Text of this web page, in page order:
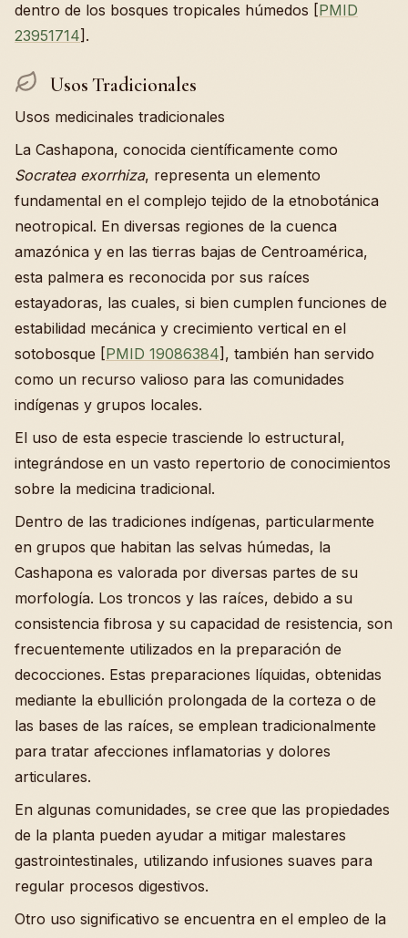
dentro de los bosques tropicales húmedos [PMID
23951714].
Usos Tradicionales
Usos medicinales tradicionales
La Cashapona, conocida científicamente como
Socratea exorrhiza, representa un elemento
fundamental en el complejo tejido de la etnobotánica
neotropical. En diversas regiones de la cuenca
amazónica y en las tierras bajas de Centroamérica,
esta palmera es reconocida por sus raíces
estayadoras, las cuales, si bien cumplen funciones de
estabilidad mecánica y crecimiento vertical en el
sotobosque [PMID 19086384], también han servido
como un recurso valioso para las comunidades
indígenas y grupos locales.
El uso de esta especie trasciende lo estructural,
integrándose en un vasto repertorio de conocimientos
sobre la medicina tradicional.
Dentro de las tradiciones indígenas, particularmente
en grupos que habitan las selvas húmedas, la
Cashapona es valorada por diversas partes de su
morfología. Los troncos y las raíces, debido a su
consistencia fibrosa y su capacidad de resistencia, son
frecuentemente utilizados en la preparación de
decocciones. Estas preparaciones líquidas, obtenidas
mediante la ebullición prolongada de la corteza o de
las bases de las raíces, se emplean tradicionalmente
para tratar afecciones inflamatorias y dolores
articulares.
En algunas comunidades, se cree que las propiedades
de la planta pueden ayudar a mitigar malestares
gastrointestinales, utilizando infusiones suaves para
regular procesos digestivos.
Otro uso significativo se encuentra en el empleo de la